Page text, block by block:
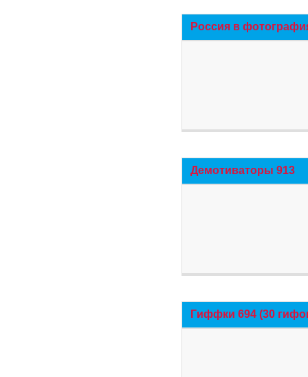
Россия в
Демотиваторы 913
Гиффки 694 (30